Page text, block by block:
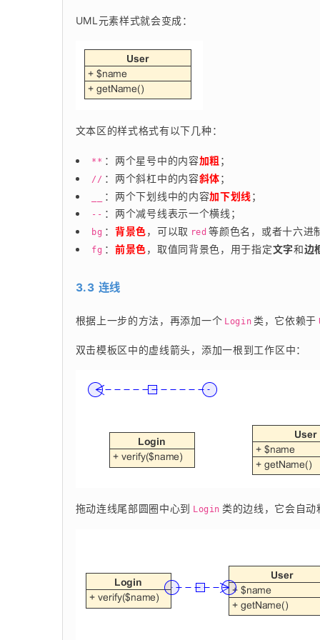
UML元素样式就会变成：
文本区的样式格式有以下几种：
** ：两个星号中的内容加粗 ；
// ：两个斜杠中的内容斜体；
：两个下划线中的内容加下划线；
-- ：两个减号线表示一个横线；
bg ：背景色，可以取 red 等颜色名，或者十六进
fg ：前景色，取值同背景色，用于指定文字和边
3.3 连线
根据上一步的方法，再添加一个 Login 类，它依赖于
双击模板区中的虚线箭头，添加一根到工作区中：
拖动连线尾部圆圈中心到 Login 类的边线，它会自